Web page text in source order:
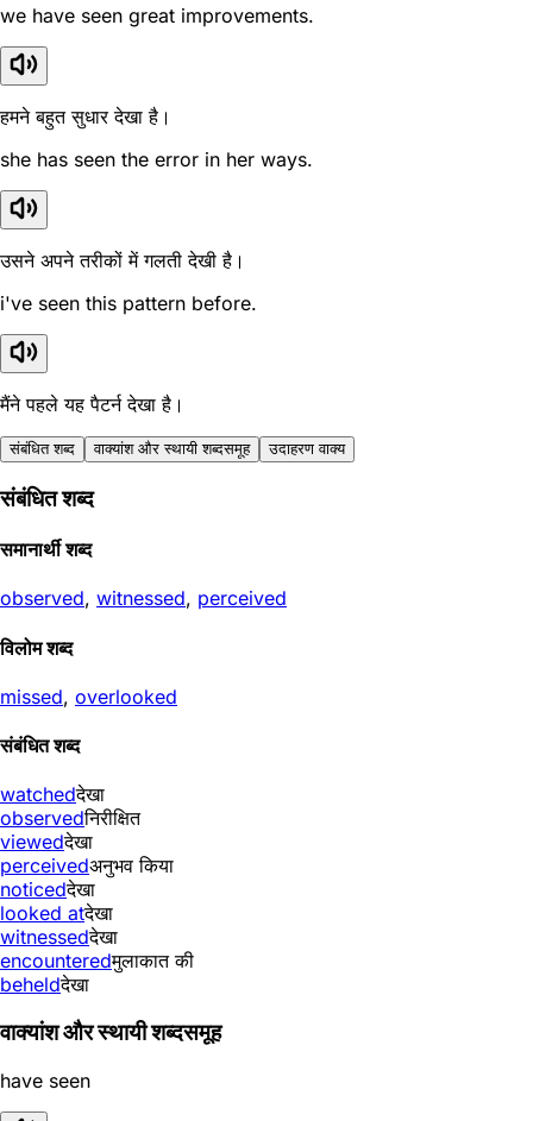
we have seen great improvements.
हमने बहुत सुधार देखा है।
she has seen the error in her ways.
उसने अपने तरीकों में गलती देखी है।
i've seen this pattern before.
मैंने पहले यह पैटर्न देखा है।
संबंधित शब्द वाक्यांश और स्थायी शब्दसमूह उदाहरण वाक्य
संबंधित शब्द
समानार्थी शब्द
observed, witnessed, perceived
विलोम शब्द
missed, overlooked
संबंधित शब्द
watchedदेखा
observedनिरीक्षित
viewedदेखा
perceivedअनुभव किया
noticedदेखा
looked atदेखा
witnessedदेखा
encounteredमुलाकात की
beheldदेखा
वाक्यांश और स्थायी शब्दसमूह
have seen